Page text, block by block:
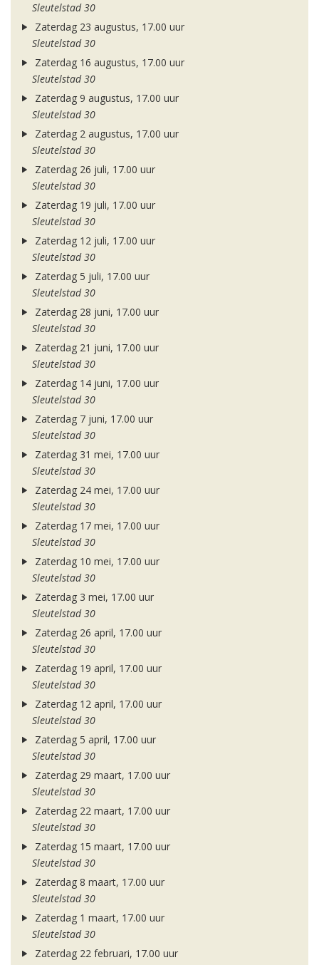
Sleutelstad 30
Zaterdag 23 augustus, 17.00 uur
Sleutelstad 30
Zaterdag 16 augustus, 17.00 uur
Sleutelstad 30
Zaterdag 9 augustus, 17.00 uur
Sleutelstad 30
Zaterdag 2 augustus, 17.00 uur
Sleutelstad 30
Zaterdag 26 juli, 17.00 uur
Sleutelstad 30
Zaterdag 19 juli, 17.00 uur
Sleutelstad 30
Zaterdag 12 juli, 17.00 uur
Sleutelstad 30
Zaterdag 5 juli, 17.00 uur
Sleutelstad 30
Zaterdag 28 juni, 17.00 uur
Sleutelstad 30
Zaterdag 21 juni, 17.00 uur
Sleutelstad 30
Zaterdag 14 juni, 17.00 uur
Sleutelstad 30
Zaterdag 7 juni, 17.00 uur
Sleutelstad 30
Zaterdag 31 mei, 17.00 uur
Sleutelstad 30
Zaterdag 24 mei, 17.00 uur
Sleutelstad 30
Zaterdag 17 mei, 17.00 uur
Sleutelstad 30
Zaterdag 10 mei, 17.00 uur
Sleutelstad 30
Zaterdag 3 mei, 17.00 uur
Sleutelstad 30
Zaterdag 26 april, 17.00 uur
Sleutelstad 30
Zaterdag 19 april, 17.00 uur
Sleutelstad 30
Zaterdag 12 april, 17.00 uur
Sleutelstad 30
Zaterdag 5 april, 17.00 uur
Sleutelstad 30
Zaterdag 29 maart, 17.00 uur
Sleutelstad 30
Zaterdag 22 maart, 17.00 uur
Sleutelstad 30
Zaterdag 15 maart, 17.00 uur
Sleutelstad 30
Zaterdag 8 maart, 17.00 uur
Sleutelstad 30
Zaterdag 1 maart, 17.00 uur
Sleutelstad 30
Zaterdag 22 februari, 17.00 uur